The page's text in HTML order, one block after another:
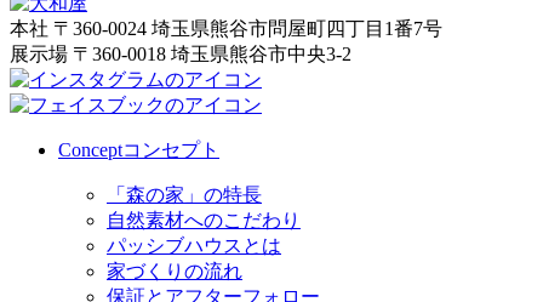
本社 〒360-0024 埼玉県熊谷市問屋町四丁目1番7号
展示場 〒360-0018 埼玉県熊谷市中央3-2
Conceptコンセプト
「森の家」の特長
自然素材へのこだわり
パッシブハウスとは
家づくりの流れ
保証とアフターフォロー